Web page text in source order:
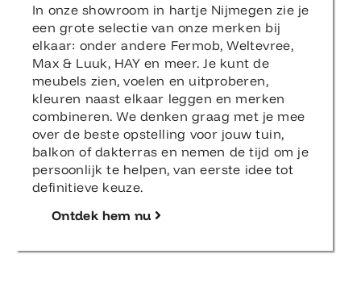
In onze showroom in hartje Nijmegen zie je
een grote selectie van onze merken bij
elkaar: onder andere Fermob, Weltevree,
Max & Luuk, HAY en meer. Je kunt de
meubels zien, voelen en uitproberen,
kleuren naast elkaar leggen en merken
combineren. We denken graag met je mee
over de beste opstelling voor jouw tuin,
balkon of dakterras en nemen de tijd om je
persoonlijk te helpen, van eerste idee tot
definitieve keuze.
Ontdek hem nu